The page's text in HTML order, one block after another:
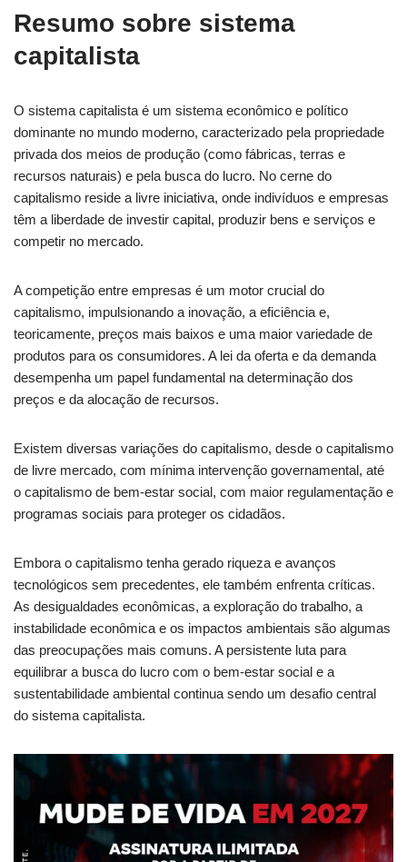
Resumo sobre sistema
capitalista
O sistema capitalista é um sistema econômico e político
dominante no mundo moderno, caracterizado pela propriedade
privada dos meios de produção (como fábricas, terras e
recursos naturais) e pela busca do lucro. No cerne do
capitalismo reside a livre iniciativa, onde indivíduos e empresas
têm a liberdade de investir capital, produzir bens e serviços e
competir no mercado.
A competição entre empresas é um motor crucial do
capitalismo, impulsionando a inovação, a eficiência e,
teoricamente, preços mais baixos e uma maior variedade de
produtos para os consumidores. A lei da oferta e da demanda
desempenha um papel fundamental na determinação dos
preços e da alocação de recursos.
Existem diversas variações do capitalismo, desde o capitalismo
de livre mercado, com mínima intervenção governamental, até
o capitalismo de bem-estar social, com maior regulamentação e
programas sociais para proteger os cidadãos.
Embora o capitalismo tenha gerado riqueza e avanços
tecnológicos sem precedentes, ele também enfrenta críticas.
As desigualdades econômicas, a exploração do trabalho, a
instabilidade econômica e os impactos ambientais são algumas
das preocupações mais comuns. A persistente luta para
equilibrar a busca do lucro com o bem-estar social e a
sustentabilidade ambiental continua sendo um desafio central
do sistema capitalista.